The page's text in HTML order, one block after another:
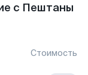
с Пештаны
Стоимость